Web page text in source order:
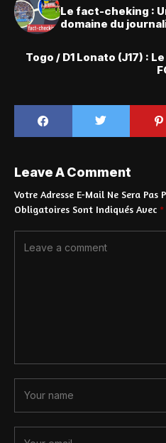
Le fact-cheking :
domaine du
Togo / D1 Lonato (J17) :
Leave A Comment
Votre Adresse E-Mail Ne Sera Pas
Obligatoires Sont Indiqués Avec *